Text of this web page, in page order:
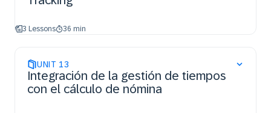
3 Lessons 36 min
UNIT 13
Integración de la gestión de tiempos
con el cálculo de nómina